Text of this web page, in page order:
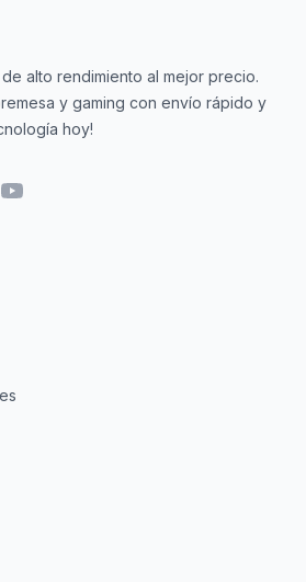
alto rendimiento al mejor precio.
y gaming con envío rápido y
hoy!
YouTube